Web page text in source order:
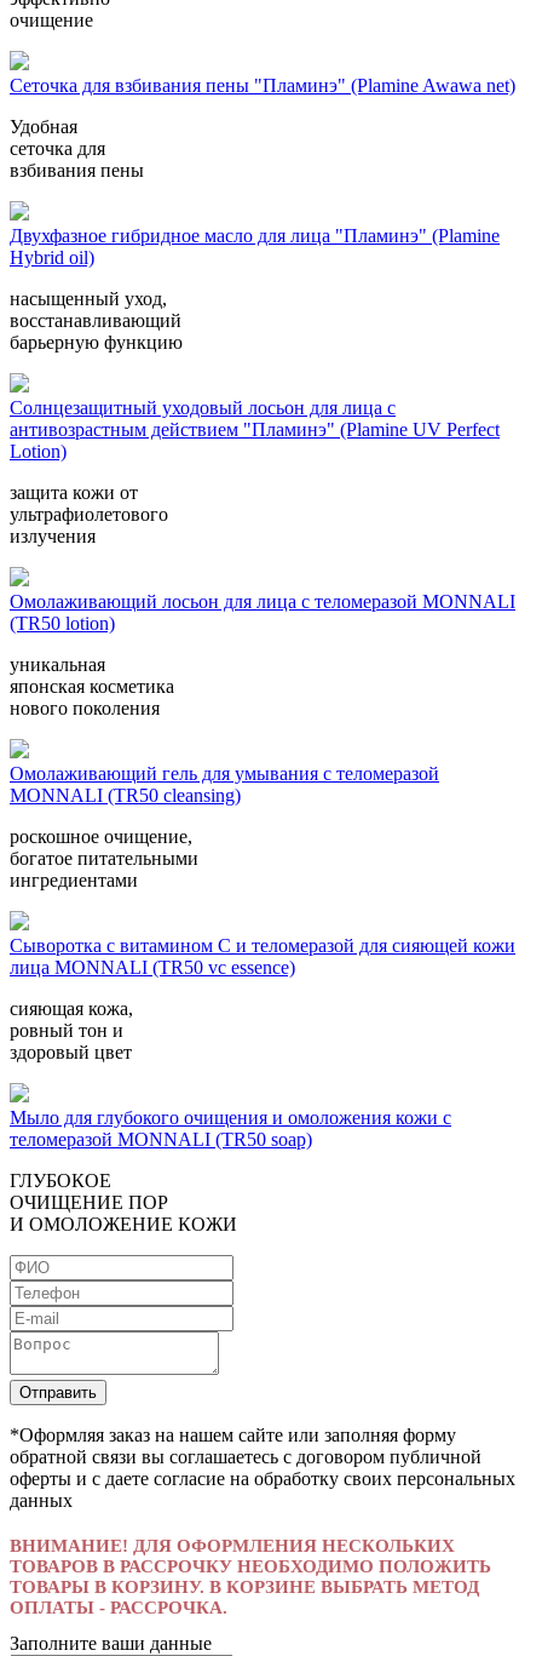
очищение
Сеточка для взбивания пены "Пламинэ" (Plamine Awawa net)
Удобная
сеточка для
взбивания пены
Двухфазное гибридное масло для лица "Пламинэ" (Plamine
Hybrid oil)
насыщенный уход,
восстанавливающий
барьерную функцию
Солнцезащитный уходовый лосьон для лица с
антивозрастным действием "Пламинэ" (Plamine UV Perfect
Lotion)
защита кожи от
ультрафиолетового
излучения
Омолаживающий лосьон для лица с теломеразой MONNALI
(TR50 lotion)
уникальная
японская косметика
нового поколения
Омолаживающий гель для умывания с теломеразой
MONNALI (TR50 cleansing)
роскошное очищение,
богатое питательными
ингредиентами
Сыворотка с витамином С и теломеразой для сияющей кожи
лица MONNALI (TR50 vc essence)
сияющая кожа,
ровный тон и
здоровый цвет
Мыло для глубокого очищения и омоложения кожи с
теломеразой MONNALI (TR50 soap)
ГЛУБOКOE
OЧИЩEНИE ПOP
И OМOЛOЖEНИE КOЖИ
*Оформляя заказ на нашем сайте или заполняя форму
обратной связи вы соглашаетесь с договором публичной
оферты и с даете согласие на обработку своих персональных
данных
ВНИМАНИЕ! ДЛЯ ОФОРМЛЕНИЯ НЕСКОЛЬКИХ
ТОВАРОВ В РАССРОЧКУ НЕОБХОДИМО ПОЛОЖИТЬ
ТОВАРЫ В КОРЗИНУ. В КОРЗИНЕ ВЫБРАТЬ МЕТОД
ОПЛАТЫ - РАССРОЧКА.
Заполните ваши данные